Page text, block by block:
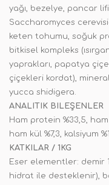
yağı, bezelye, pancar
Saccharomyces
keten tohumu, soğuk
bitkisel kompleks
yaprakları, papatya
çiçekleri kordat),
yucca shidigera.
ANALITIK BILEŞENLER
Ham protein %33,5, ham
ham kül %7,3, kalsiyum
KATKILAR / 1KG
Eser elementler: demir
hidrat ile desteklenir),